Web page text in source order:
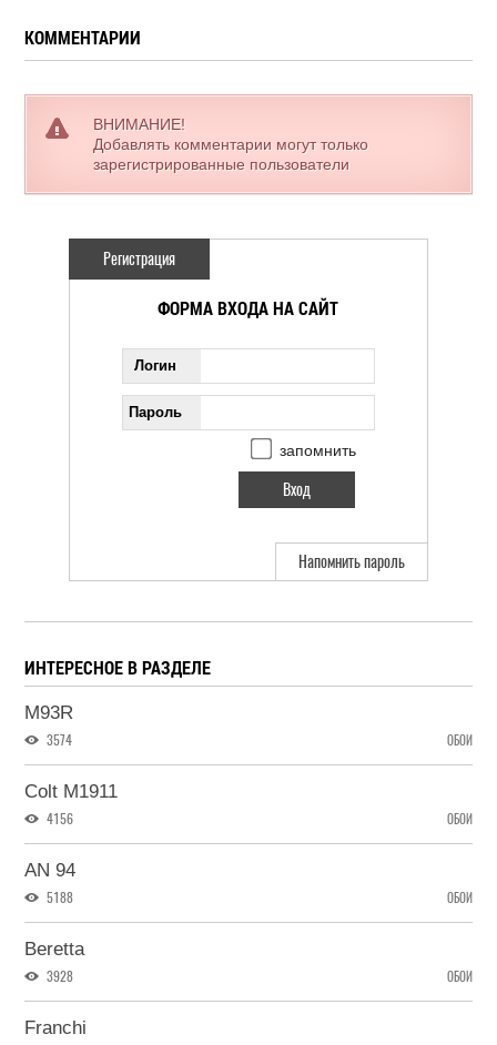
КОММЕНТАРИИ
ВНИМАНИЕ!
Добавлять комментарии могут только
зарегистрированные пользователи
Регистрация
ФОРМА ВХОДА НА САЙТ
Логин
Пароль
запомнить
Напомнить пароль
ИНТЕРЕСНОЕ В РАЗДЕЛЕ
M93R
3574 ОБОИ
Colt M1911
4156 ОБОИ
AN 94
5188 ОБОИ
Beretta
3928 ОБОИ
Franchi